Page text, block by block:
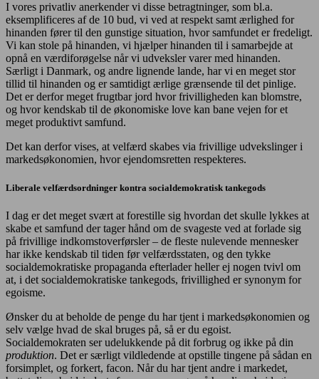
I vores privatliv anerkender vi disse betragtninger, som bl.a.
eksemplificeres af de 10 bud, vi ved at respekt samt ærlighed for
hinanden fører til den gunstige situation, hvor samfundet er fredeligt.
Vi kan stole på hinanden, vi hjælper hinanden til i samarbejde at
opnå en værdiforøgelse når vi udveksler varer med hinanden.
Særligt i Danmark, og andre lignende lande, har vi en meget stor
tillid til hinanden og er samtidigt ærlige grænsende til det pinlige.
Det er derfor meget frugtbar jord hvor frivilligheden kan blomstre,
og hvor kendskab til de økonomiske love kan bane vejen for et
meget produktivt samfund.
Det kan derfor vises, at velfærd skabes via frivillige udvekslinger i
markedsøkonomien, hvor ejendomsretten respekteres.
Liberale velfærdsordninger kontra socialdemokratisk tankegods
I dag er det meget svært at forestille sig hvordan det skulle lykkes at
skabe et samfund der tager hånd om de svageste ved at forlade sig
på frivillige indkomstoverførsler – de fleste nulevende mennesker
har ikke kendskab til tiden før velfærdsstaten, og den tykke
socialdemokratiske propaganda efterlader heller ej nogen tvivl om
at, i det socialdemokratiske tankegods, frivillighed er synonym for
egoisme.
Ønsker du at beholde de penge du har tjent i markedsøkonomien og
selv vælge hvad de skal bruges på, så er du egoist.
Socialdemokraten ser udelukkende på dit forbrug og ikke på din
produktion. Det er særligt vildledende at opstille tingene på sådan en
forsimplet, og forkert, facon. Når du har tjent andre i markedet,